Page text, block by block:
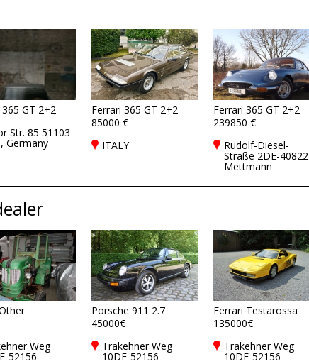
GT 2+2
Str. 85 51103
Germany
Ferrari 365 GT 2+2
85000 €
ITALY
Ferrari 365 GT 2+2
239850 €
Rudolf-Diesel-
Straße 2DE-40822
Mettmann
Weg
52156
Porsche 911 2.7
45000€
Trakehner Weg
10DE-52156
Ferrari Testarossa
135000€
Trakehner Weg
10DE-52156